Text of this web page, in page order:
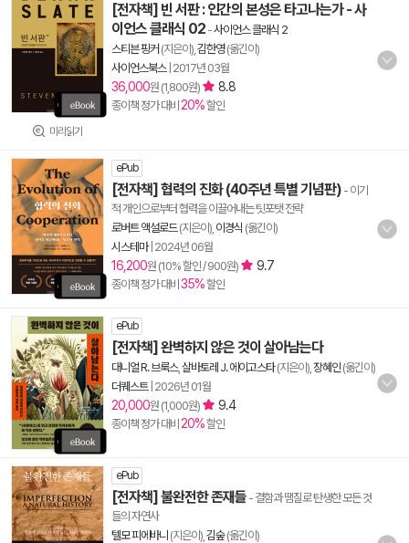
미리읽기
[전자책] 빈 서판 : 인간의 본성은 타고나는가 - 사
이언스 클래식 02 -사이언스 클래식 2
스티븐 핑커 (지은이), 김한영(옮긴이)
사이언스북스| 2017년 03월
36,000원 (1,800원) 8.8
종이책 정가 대비 20%할인
ePub
[전자책] 협력의 진화 (40주년 특별 기념판) - 이기
적 개인으로부터 협력을 이끌어내는 팃포탯 전략
로버트 액설로드(지은이), 이경식 (옮긴이)
시스테마| 2024년 06월
16,200원 (10% 할인 / 900원) 9.7
종이책 정가 대비 35%할인
ePub
[전자책] 완벽하지 않은 것이 살아남는다
대니얼 R. 브룩스, 살바토레 J. 에이고스타(지은이), 장혜인 (옮긴이)
더퀘스트| 2026년 01월
20,000원 (1,000원) 9.4
종이책 정가 대비 20%할인
ePub
[전자책] 불완전한 존재들 - 결함과 땜질로 탄생한 모든 것
들의 자연사
텔모 피에바니 (지은이), 김숲(옮긴이)